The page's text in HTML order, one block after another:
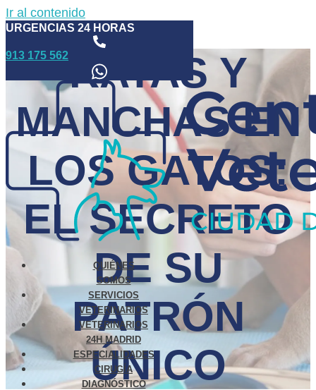
Ir al contenido
URGENCIAS 24 HORAS
913 175 562
QUIÉNES
SOMOS
SERVICIOS
VETERINARIOS
VETERINARIOS
24H MADRID
ESPECIALIDADES
CIRUGÍA
DIAGNÓSTICO
RAYAS Y
MANCHAS EN
LOS GATOS:
EL SECRETO
DE SU
PATRÓN
ÚNICO